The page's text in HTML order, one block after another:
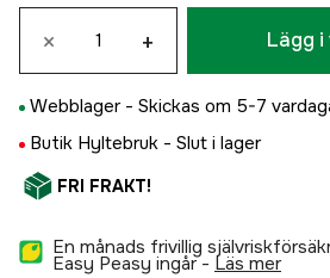
× + Lägg
Webblager - Skickas om 5-7
Butik Hyltebruk - Slut i lager
FRI FRAKT!
En månads frivillig
Easy Peasy ingår - läs mer